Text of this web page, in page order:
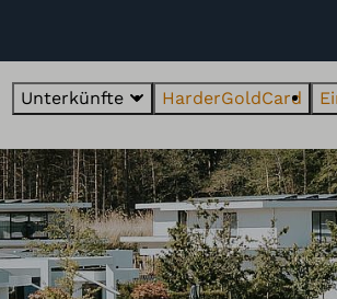
Unterkünfte HarderGoldCard